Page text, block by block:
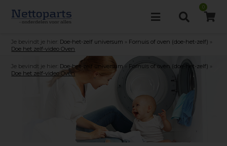
0
Je bevindt je hier: Doe-het-zelf universum Fornuis of oven (doe-het-zelf)
Doe het zelf-video Oven
Je bevindt je hier: Doe-het-zelf universum» Fornuis of oven (doe-het-zelf)
Doe het zelf-video Oven